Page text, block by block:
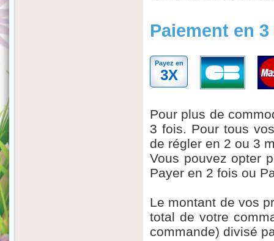
Paiement en
Payez en
3X
Pour plus de
3 fois. Pour tous
de régler en 2 ou 3
Vous pouvez opter
Payer en 2 fois ou
Le montant de vos
total de votre
commande) divisé